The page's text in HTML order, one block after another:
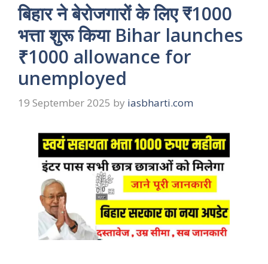
बिहार ने बेरोजगारों के लिए ₹1000
भत्ता शुरू किया Bihar launches
₹1000 allowance for
unemployed
19 September 2025 by iasbharti.com